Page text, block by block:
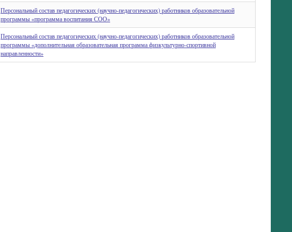
Персональный состав педагогических (научно-педагогических) работников образовательной
программы «программа воспитания СОО»
Персональный состав педагогических (научно-педагогических) работников образовательной
программы «дополнительная образовательная программа физкультурно-спортивной
направленности»